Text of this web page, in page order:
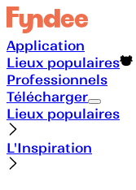
Application
Lieux populaires
Professionnels
Télécharger
Lieux populaires
L'Inspiration